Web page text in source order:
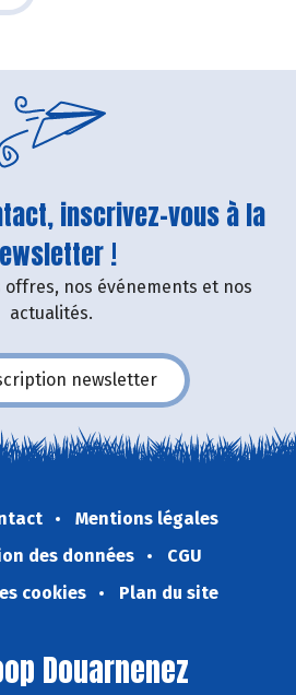
inscrivez-vous à la
!
offres, nos événements et nos
actualités.
newsletter
Mentions légales
des données
CGU
cookies
Plan du site
Douarnenez